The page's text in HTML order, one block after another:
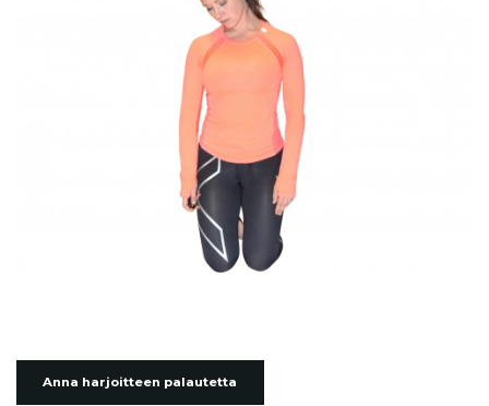
Anna harjoitteen palautetta